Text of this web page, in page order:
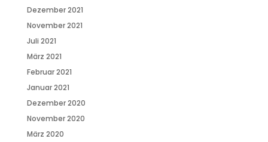
Dezember 2021
November 2021
Juli 2021
März 2021
Februar 2021
Januar 2021
Dezember 2020
November 2020
März 2020